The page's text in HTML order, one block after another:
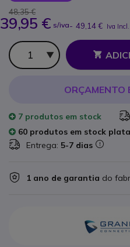
48,35 €
39,95 € s/iva- 49,14 € Iva Incl.
Qtd
ORÇAMENTO
7 produtos em stock
60 produtos em stock
Entrega: 5-7 dias
1 ano de garantia do